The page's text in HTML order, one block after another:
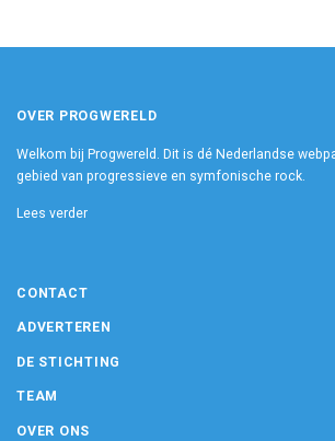
OVER PROGWERELD
Welkom bij Progwereld. Dit is dé Nederlandse
gebied van progressieve en symfonische rock.
Lees verder
CONTACT
ADVERTEREN
DE STICHTING
TEAM
OVER ONS